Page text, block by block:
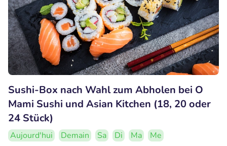
Sushi-Box nach Wahl zum Abholen bei O
Mami Sushi und Asian Kitchen (18, 20 oder
24 Stück)
Aujourd'hui Demain Sa Di Ma
Me